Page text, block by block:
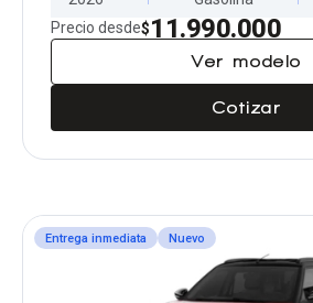
Precio desde$11.990.000
Ver modelo
Cotizar
Entrega inmediata Nuevo